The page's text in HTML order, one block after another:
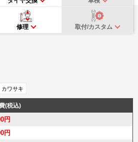
修理 取付/カスタム
カワサキ
(税込)
円
円